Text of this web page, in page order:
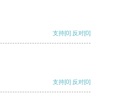
支持[0] 反对[0]
支持[0] 反对[0]